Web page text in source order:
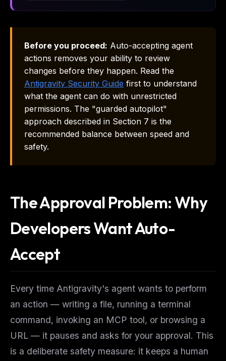
Before you proceed: Auto-accepting agent
actions removes your ability to review
changes before they happen. Read the
Antigravity Security Guide first to understand
what the agent can do with unrestricted
permissions. The "guarded autopilot"
approach described in Section 7 is the
recommended balance between speed and
safety.
The Approval Problem: Why
Developers Want Auto-
Accept
Every time Antigravity's agent wants to perform
an action — writing a file, running a terminal
command, invoking an MCP tool, or browsing a
URL — it pauses and asks for your approval. This
is a deliberate safety measure: it keeps a human